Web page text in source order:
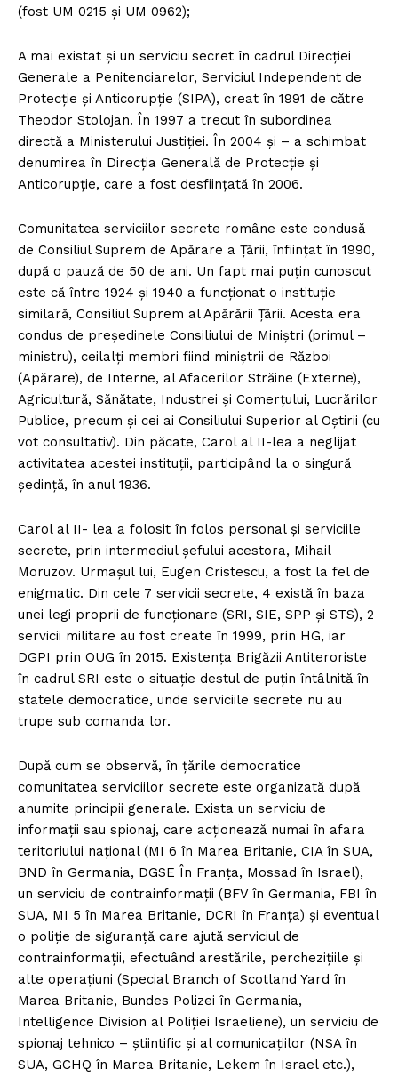
(fost UM 0215 și UM 0962);
A mai existat și un serviciu secret în cadrul Direcției
Generale a Penitenciarelor, Serviciul Independent de
Protecție și Anticorupție (SIPA), creat în 1991 de către
Theodor Stolojan. În 1997 a trecut în subordinea
directă a Ministerului Justiției. În 2004 și – a schimbat
denumirea în Direcția Generală de Protecție și
Anticorupție, care a fost desființată în 2006.
Comunitatea serviciilor secrete române este condusă
de Consiliul Suprem de Apărare a Țării, înființat în 1990,
după o pauză de 50 de ani. Un fapt mai puțin cunoscut
este că între 1924 și 1940 a funcționat o instituție
similară, Consiliul Suprem al Apărării Țării. Acesta era
condus de președinele Consiliului de Miniștri (primul –
ministru), ceilalți membri fiind miniștrii de Război
(Apărare), de Interne, al Afacerilor Străine (Externe),
Agricultură, Sănătate, Industrei și Comerțului, Lucrărilor
Publice, precum și cei ai Consiliului Superior al Oștirii (cu
vot consultativ). Din păcate, Carol al II-lea a neglijat
activitatea acestei instituții, participând la o singură
ședință, în anul 1936.
Carol al II- lea a folosit în folos personal și serviciile
secrete, prin intermediul șefului acestora, Mihail
Moruzov. Urmașul lui, Eugen Cristescu, a fost la fel de
enigmatic. Din cele 7 servicii secrete, 4 există în baza
unei legi proprii de funcționare (SRI, SIE, SPP și STS), 2
servicii militare au fost create în 1999, prin HG, iar
DGPI prin OUG în 2015. Existența Brigăzii Antiteroriste
în cadrul SRI este o situație destul de puțin întâlnită în
statele democratice, unde serviciile secrete nu au
trupe sub comanda lor.
După cum se observă, în țările democratice
comunitatea serviciilor secrete este organizată după
anumite principii generale. Exista un serviciu de
informații sau spionaj, care acționează numai în afara
teritoriului național (MI 6 în Marea Britanie, CIA în SUA,
BND în Germania, DGSE În Franța, Mossad în Israel),
un serviciu de contrainformații (BFV în Germania, FBI în
SUA, MI 5 în Marea Britanie, DCRI în Franța) și eventual
o poliție de siguranță care ajută serviciul de
contrainformații, efectuând arestările, perchezițiile și
alte operațiuni (Special Branch of Scotland Yard în
Marea Britanie, Bundes Polizei în Germania,
Intelligence Division al Poliției Israeliene), un serviciu de
spionaj tehnico – știintific și al comunicațiilor (NSA în
SUA, GCHQ în Marea Britanie, Lekem în Israel etc.),